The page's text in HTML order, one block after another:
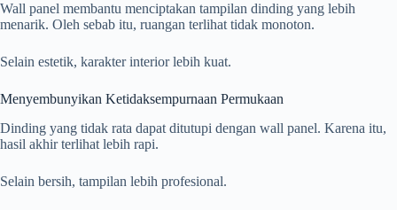
Wall panel membantu menciptakan tampilan dinding yang lebih
menarik. Oleh sebab itu, ruangan terlihat tidak monoton.
Selain estetik, karakter interior lebih kuat.
Menyembunyikan Ketidaksempurnaan Permukaan
Dinding yang tidak rata dapat ditutupi dengan wall panel. Karena itu,
hasil akhir terlihat lebih rapi.
Selain bersih, tampilan lebih profesional.